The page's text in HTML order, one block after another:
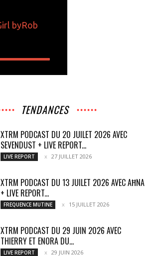
TENDANCES
XTRM PODCAST DU 20 JUILET 2026 AVEC
SEVENDUST + LIVE REPORT...
LIVE REPORT 27 JUILLET 2026
XTRM PODCAST DU 13 JUILET 2026 AVEC AĦNA
+ LIVE REPORT...
FREQUENCE MUTINE 15 JUILLET 2026
XTRM PODCAST DU 29 JUIN 2026 AVEC
THIERRY ET ENORA DU...
LIVE REPORT 29 JUIN 2026